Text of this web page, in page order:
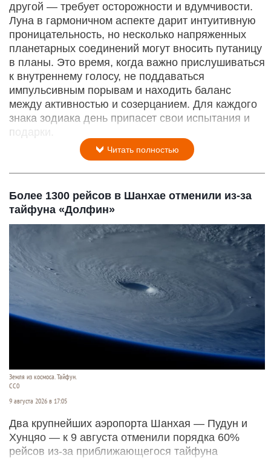
другой — требует осторожности и вдумчивости.
Луна в гармоничном аспекте дарит интуитивную
проницательность, но несколько напряженных
планетарных соединений могут вносить путаницу
в планы. Это время, когда важно прислушиваться
к внутреннему голосу, не поддаваться
импульсивным порывам и находить баланс
между активностью и созерцанием. Для каждого
знака зодиака день припасет свои испытания и
подарки.
Читать полностью
Более 1300 рейсов в Шанхае отменили из-за
тайфуна «Долфин»
Земля из космоса. Тайфун.
СС0
9 августа 2026 в 17:05
Два крупнейших аэропорта Шанхая — Пудун и
Хунцяо — к 9 августа отменили порядка 60%
рейсов из-за приближающегося тайфуна